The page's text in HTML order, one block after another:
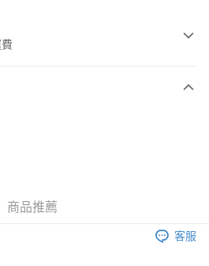
商品推薦
客服